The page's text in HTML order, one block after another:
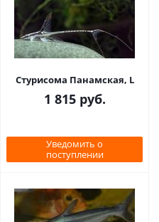
Стурисома Панамская, L
1 815руб.
Уведомить о
поступлении